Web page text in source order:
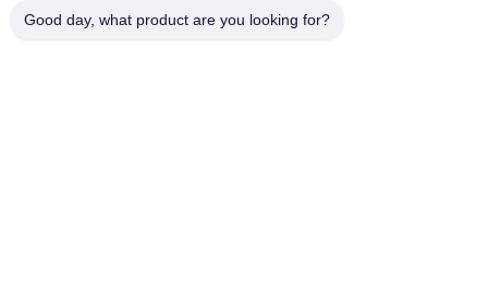
Tissu Vérifiant La Machine
Good day, what product are you looking for?